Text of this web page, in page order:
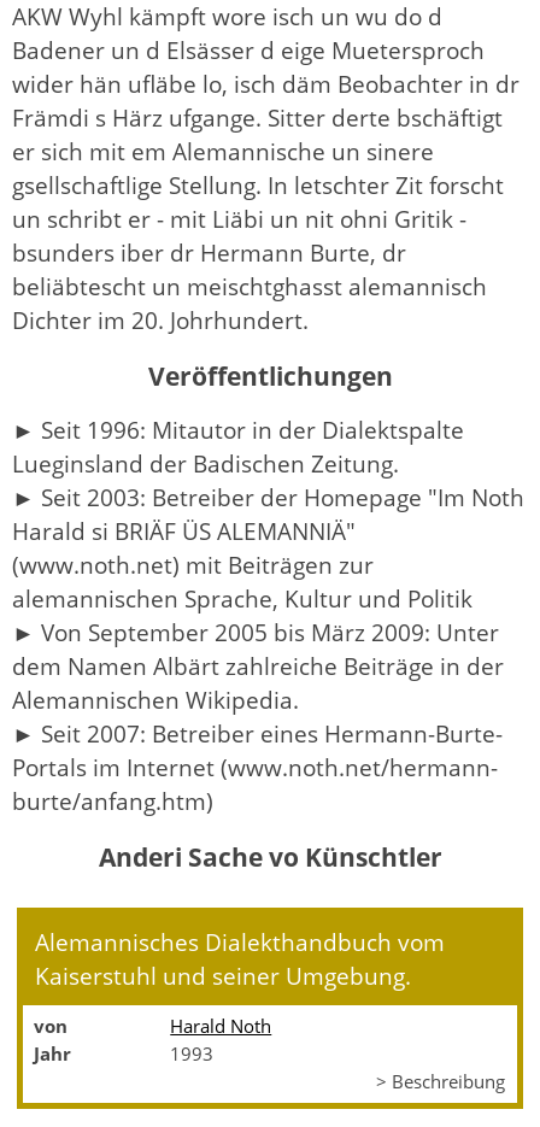
AKW Wyhl kämpft wore isch un wu do d
Badener un d Elsässer d eige Muetersproch
wider hän ufläbe lo, isch däm Beobachter in dr
Främdi s Härz ufgange. Sitter derte bschäftigt
er sich mit em Alemannische un sinere
gsellschaftlige Stellung. In letschter Zit forscht
un schribt er - mit Liäbi un nit ohni Gritik -
bsunders iber dr Hermann Burte, dr
beliäbtescht un meischtghasst alemannisch
Dichter im 20. Johrhundert.
Veröffentlichungen
► Seit 1996: Mitautor in der Dialektspalte
Lueginsland der Badischen Zeitung.
► Seit 2003: Betreiber der Homepage "Im Noth
Harald si BRIÄF ÜS ALEMANNIÄ"
(www.noth.net) mit Beiträgen zur
alemannischen Sprache, Kultur und Politik
► Von September 2005 bis März 2009: Unter
dem Namen Albärt zahlreiche Beiträge in der
Alemannischen Wikipedia.
► Seit 2007: Betreiber eines Hermann-Burte-
Portals im Internet (www.noth.net/hermann-
burte/anfang.htm)
Anderi Sache vo Künschtler
Alemannisches Dialekthandbuch vom
Kaiserstuhl und seiner Umgebung.
von
Harald Noth
Jahr
1993
> Beschreibung